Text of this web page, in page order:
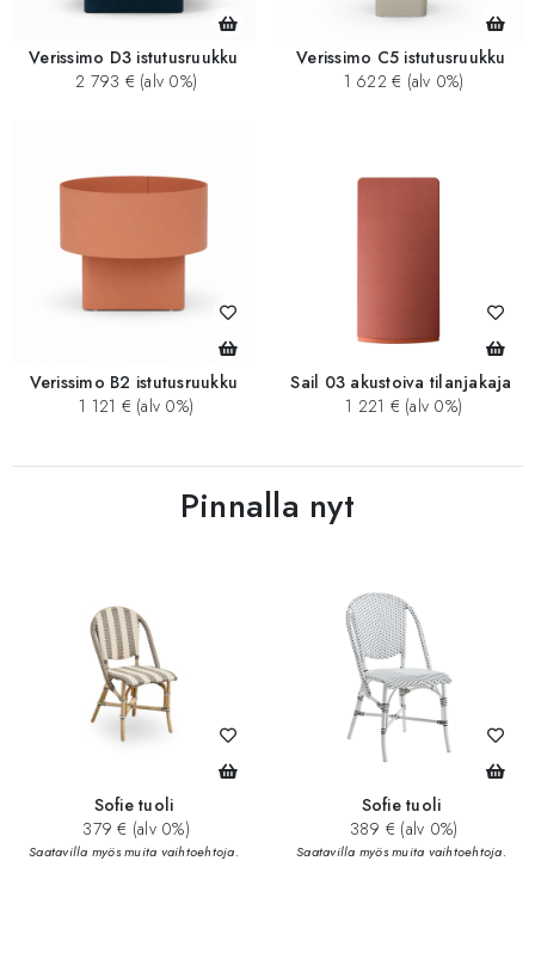
Verissimo D3 istutusruukku
2 793 € (alv 0%)
Verissimo C5 istutusruukku
1 622 € (alv 0%)
Verissimo B2 istutusruukku
1 121 € (alv 0%)
Sail 03 akustoiva tilanjakaja
1 221 € (alv 0%)
Pinnalla nyt
Sofie tuoli
379 € (alv 0%)
Saatavilla myös muita vaihtoehtoja.
Sofie tuoli
389 € (alv 0%)
Saatavilla myös muita vaihtoehtoja.